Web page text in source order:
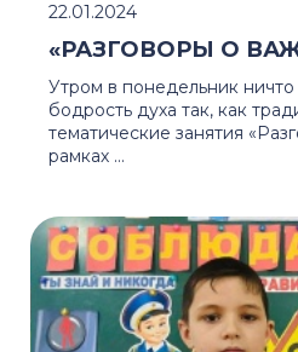
Утром в понедельник
бодрость духа так, как
тематические занятия
рамках ...
«РАЗГОВОРЫ О
22.01.2024